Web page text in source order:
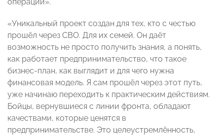
«Уникальный проект создан для тех, кто с честью
прошёл через СВО. Для их семей. Он даёт
возможность не просто получить знания, а понять,
как работает предпринимательство, что такое
бизнес-план, как выглядит и для чего нужна
финансовая модель. Я сам прошёл через этот путь,
уже начинаю переходить к практическим действиям.
Бойцы, вернувшиеся с линии фронта, обладают
качествами, которые ценятся в
предпринимательстве. Это целеустремлённость,